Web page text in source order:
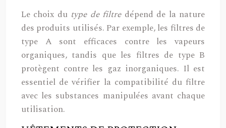
Le choix du type de filtre dépend de la nature
des produits utilisés. Par exemple, les filtres de
type A sont efficaces contre les vapeurs
organiques, tandis que les filtres de type B
protègent contre les gaz inorganiques. Il est
essentiel de vérifier la compatibilité du filtre
avec les substances manipulées avant chaque
utilisation.